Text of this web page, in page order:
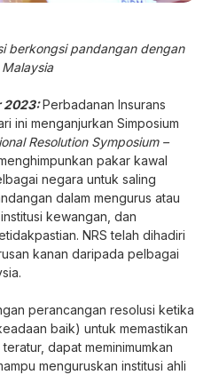
berkongsi pandangan dengan
2023:Perbadanan Insurans
ini menganjurkan Simposium
Resolution Symposium –
pakar kawal
negara untuk saling
dalam mengurus atau
kewangan, dan
NRS telah dihadiri
kanan daripada pelbagai
perancangan resolusi ketika
baik) untuk memastikan
dapat meminimumkan
menguruskan institusi ahli